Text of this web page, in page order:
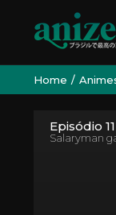
Home
Episódio
Salaryman